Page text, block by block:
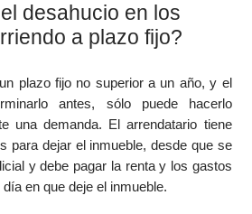
desahucio en los
a plazo fijo?
plazo fijo no superior a un año, y el
antes, sólo puede hacerlo
una demanda. El arrendatario tiene
para dejar el inmueble, desde que se
y debe pagar la renta y los gastos
en que deje el inmueble.